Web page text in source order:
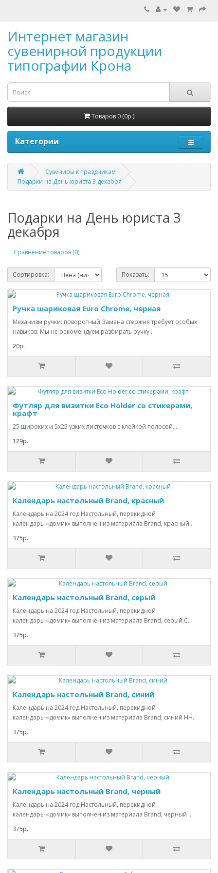
Интернет магазин
сувенирной продукции
типографии Крона
Товаров 0 (0р.)
Категории
Сувениры к праздникам
Подарки на День юриста 3 декабря
Подарки на День юриста 3
декабря
Сравнение товаров (0)
Сортировка: Показать:
Ручка шариковая Euro Chrome, черная
Механизм ручки: поворотный.Замена стержня требует особых
навыков. Мы не рекомендуем разбирать ручку ..
20р.
Футляр для визитки Eco Holder со стикерами,
крафт
25 широких и 5х25 узких листочков с клейкой полосой...
129р.
Календарь настольный Brand, красный
Календарь на 2024 год.Настольный, перекидной
календарь-«домик» выполнен из материала Brand, красный..
375р.
Календарь настольный Brand, серый
Календарь на 2024 год.Настольный, перекидной
календарь-«домик» выполнен из материала Brand, серый С..
375р.
Календарь настольный Brand, синий
Календарь на 2024 год.Настольный, перекидной
календарь-«домик» выполнен из материала Brand, синий НН..
375р.
Календарь настольный Brand, черный
Календарь на 2024 год.Настольный, перекидной
календарь-«домик» выполнен из материала Brand, черный ..
375р.